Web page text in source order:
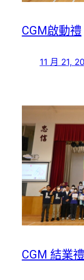
CGM啟動禮
11 月 21,
CGM 結業禮